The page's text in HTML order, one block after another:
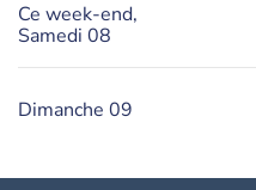
Ce week-end,
Samedi 08
Dimanche 09